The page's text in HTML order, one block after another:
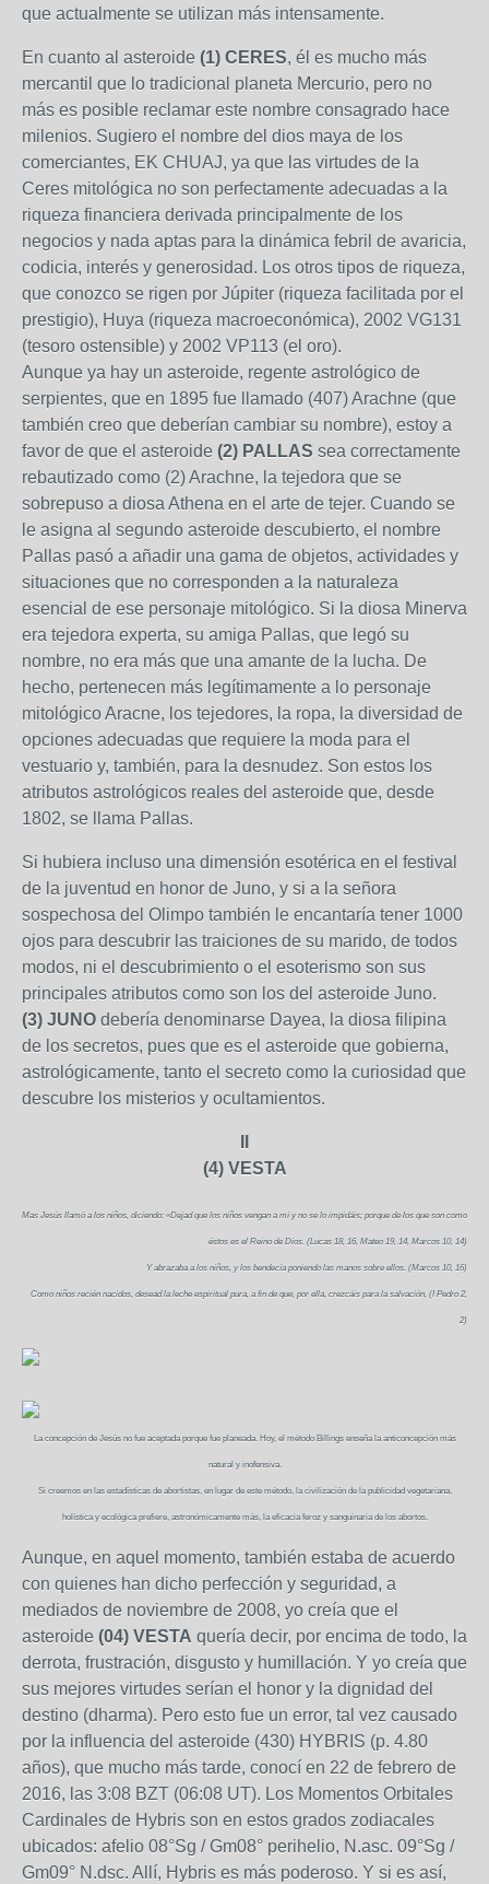
que actualmente se utilizan más intensamente.
En cuanto al asteroide (1) CERES, él es mucho más
mercantil que lo tradicional planeta Mercurio, pero no
más es posible reclamar este nombre consagrado hace
milenios. Sugiero el nombre del dios maya de los
comerciantes, EK CHUAJ, ya que las virtudes de la
Ceres mitológica no son perfectamente adecuadas a la
riqueza financiera derivada principalmente de los
negocios y nada aptas para la dinámica febril de avaricia,
codicia, interés y generosidad. Los otros tipos de riqueza,
que conozco se rigen por Júpiter (riqueza facilitada por el
prestigio), Huya (riqueza macroeconómica), 2002 VG131
(tesoro ostensible) y 2002 VP113 (el oro).
Aunque ya hay un asteroide, regente astrológico de
serpientes, que en 1895 fue llamado (407) Arachne (que
también creo que deberían cambiar su nombre), estoy a
favor de que el asteroide (2) PALLAS sea correctamente
rebautizado como (2) Arachne, la tejedora que se
sobrepuso a diosa Athena en el arte de tejer. Cuando se
le asigna al segundo asteroide descubierto, el nombre
Pallas pasó a añadir una gama de objetos, actividades y
situaciones que no corresponden a la naturaleza
esencial de ese personaje mitológico. Si la diosa Minerva
era tejedora experta, su amiga Pallas, que legó su
nombre, no era más que una amante de la lucha. De
hecho, pertenecen más legítimamente a lo personaje
mitológico Aracne, los tejedores, la ropa, la diversidad de
opciones adecuadas que requiere la moda para el
vestuario y, también, para la desnudez. Son estos los
atributos astrológicos reales del asteroide que, desde
1802, se llama Pallas.
Si hubiera incluso una dimensión esotérica en el festival
de la juventud en honor de Juno, y si a la señora
sospechosa del Olimpo también le encantaría tener 1000
ojos para descubrir las traiciones de su marido, de todos
modos, ni el descubrimiento o el esoterismo son sus
principales atributos como son los del asteroide Juno.
(3) JUNO debería denominarse Dayea, la diosa filipina
de los secretos, pues que es el asteroide que gobierna,
astrológicamente, tanto el secreto como la curiosidad que
descubre los misterios y ocultamientos.
(4) VESTA
Mas Jesús llamó a los niños, diciendo: «Dejad que los niños vengan a mí y no se lo impidáis; porque de los que son como
éstos es el Reino de Dios. (Lucas 18, 16, Mateo 19, 14, Marcos 10, 14)
Y abrazaba a los niños, y los bendecía poniendo las manos sobre ellos. (Marcos 10, 16)
Como niños recién nacidos, desead la leche espiritual pura, a fin de que, por ella, crezcáis para la salvación, (I Pedro 2,
2)
La concepción de Jesús no fue aceptada porque fue planeada. Hoy, el método Billings enseña la anticoncepción más
natural y inofensiva.
Si creemos en las estadísticas de abortistas, en lugar de este método, la civilización de la publicidad vegetariana,
holística y ecológica prefiere, astronómicamente más, la eficacia feroz y sanguinaria de los abortos.
Aunque, en aquel momento, también estaba de acuerdo
con quienes han dicho perfección y seguridad, a
mediados de noviembre de 2008, yo creía que el
asteroide (04) VESTA quería decir, por encima de todo, la
derrota, frustración, disgusto y humillación. Y yo creía que
sus mejores virtudes serían el honor y la dignidad del
destino (dharma). Pero esto fue un error, tal vez causado
por la influencia del asteroide (430) HYBRIS (p. 4.80
años), que mucho más tarde, conocí en 22 de febrero de
2016, las 3:08 BZT (06:08 UT). Los Momentos Orbitales
Cardinales de Hybris son en estos grados zodiacales
ubicados: afelio 08°Sg / Gm08° perihelio, N.asc. 09°Sg /
Gm09° N.dsc. Allí, Hybris es más poderoso. Y si es así,